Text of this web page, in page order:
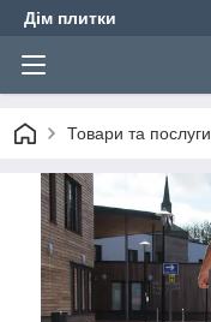
Дім плитки
Товари та послуги